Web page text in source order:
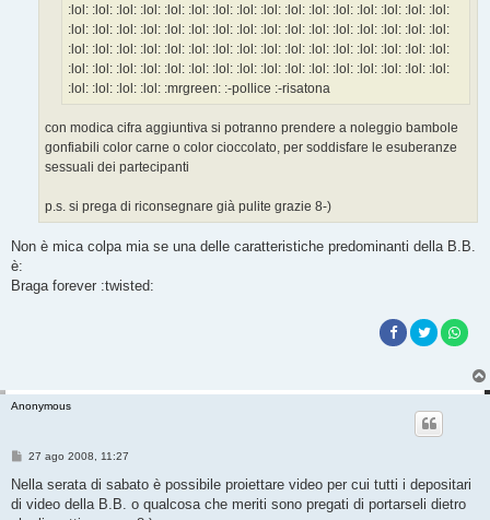
:lol: :lol: :lol: :lol: :lol: :lol: :lol: :lol: :lol: :lol: :lol: :lol: :lol: :lol: :lol: :lol:
:lol: :lol: :lol: :lol: :lol: :lol: :lol: :lol: :lol: :lol: :lol: :lol: :lol: :lol: :lol: :lol:
:lol: :lol: :lol: :lol: :lol: :lol: :lol: :lol: :lol: :lol: :lol: :lol: :lol: :lol: :lol: :lol:
:lol: :lol: :lol: :lol: :lol: :lol: :lol: :lol: :lol: :lol: :lol: :lol: :lol: :lol: :lol: :lol:
:lol: :lol: :lol: :lol: :mrgreen: :-pollice :-risatona
con modica cifra aggiuntiva si potranno prendere a noleggio bambole
gonfiabili color carne o color cioccolato, per soddisfare le esuberanze
sessuali dei partecipanti
p.s. si prega di riconsegnare già pulite grazie 8-)
Non è mica colpa mia se una delle caratteristiche predominanti della B.B.
è:
Braga forever :twisted:
Anonymous
M
s
a
27 ago 2008, 11:27
Nella serata di sabato è possibile proiettare video per cui tutti i depositari
di video della B.B. o qualcosa che meriti sono pregati di portarseli dietro